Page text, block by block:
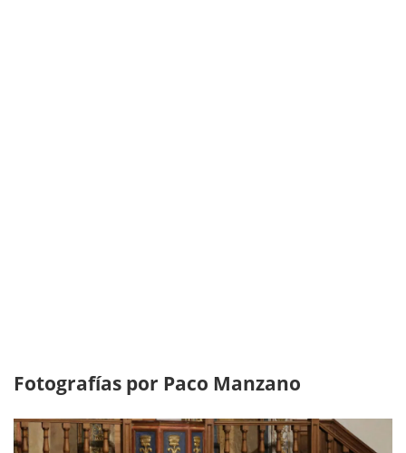
Fotografías por Paco Manzano